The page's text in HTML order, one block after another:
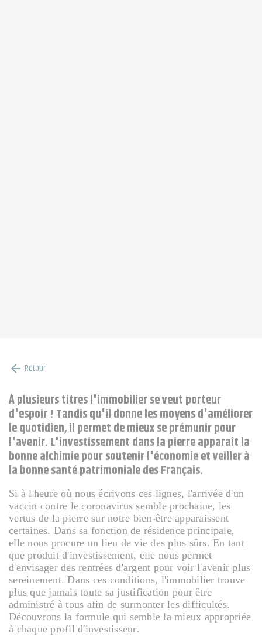
arrow_back Retour
À plusieurs titres l'immobilier se veut porteur
d'espoir ! Tandis qu'il donne les moyens d'améliorer
le quotidien, il permet de mieux se prémunir pour
l'avenir. L'investissement dans la pierre apparaît la
bonne alchimie pour soutenir l'économie et veiller à
la bonne santé patrimoniale des Français.
Si à l'heure où nous écrivons ces lignes, l'arrivée d'un
vaccin contre le coronavirus semble prochaine, les
vertus de la pierre sur notre bien-être apparaissent
certaines. Dans sa fonction de résidence principale,
elle nous procure un lieu de vie des plus sûrs. En tant
que produit d'investissement, elle nous permet
d'envisager des rentrées d'argent pour voir l'avenir plus
sereinement. Dans ces conditions, l'immobilier trouve
plus que jamais toute sa justification pour être
administré à tous afin de surmonter les difficultés.
Découvrons la formule qui semble la mieux appropriée
à chaque profil d'investisseur.